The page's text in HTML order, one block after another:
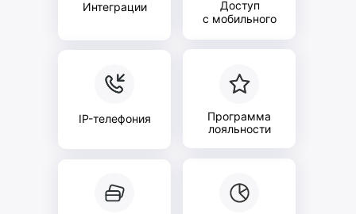
Доступ
с мобильного
Интеграции
Программа
лояльности
IP-телефония